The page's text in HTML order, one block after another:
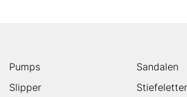
Pumps
Sandalen
Slipper